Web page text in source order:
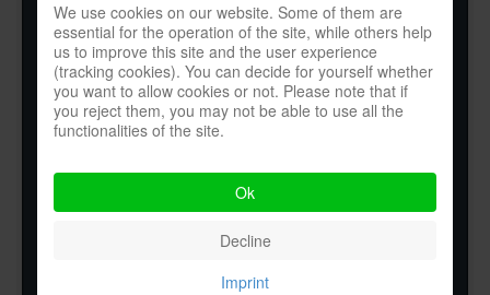
We use cookies on our website. Some of them are
essential for the operation of the site, while others help
us to improve this site and the user experience
(tracking cookies). You can decide for yourself whether
you want to allow cookies or not. Please note that if
you reject them, you may not be able to use all the
functionalities of the site.
Ok
Decline
Imprint